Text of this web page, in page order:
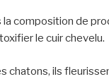
la composition de
le cuir chevelu.
chatons, ils